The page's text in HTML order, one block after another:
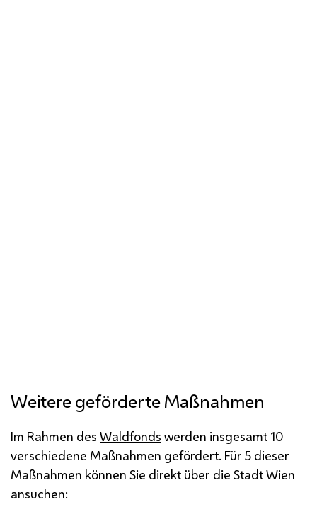
Weitere geförderte Maßnahmen
Im Rahmen des Waldfonds werden insgesamt 10
verschiedene Maßnahmen gefördert. Für 5 dieser
Maßnahmen können Sie direkt über die Stadt Wien
ansuchen: